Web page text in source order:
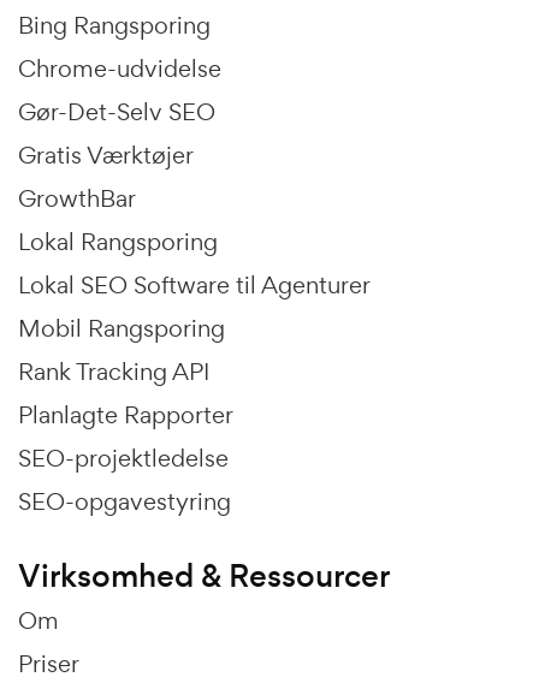
Bing Rangsporing
Chrome-udvidelse
Gør-Det-Selv SEO
Gratis Værktøjer
GrowthBar
Lokal Rangsporing
Lokal SEO Software til Agenturer
Mobil Rangsporing
Rank Tracking API
Planlagte Rapporter
SEO-projektledelse
SEO-opgavestyring
Virksomhed & Ressourcer
Om
Priser